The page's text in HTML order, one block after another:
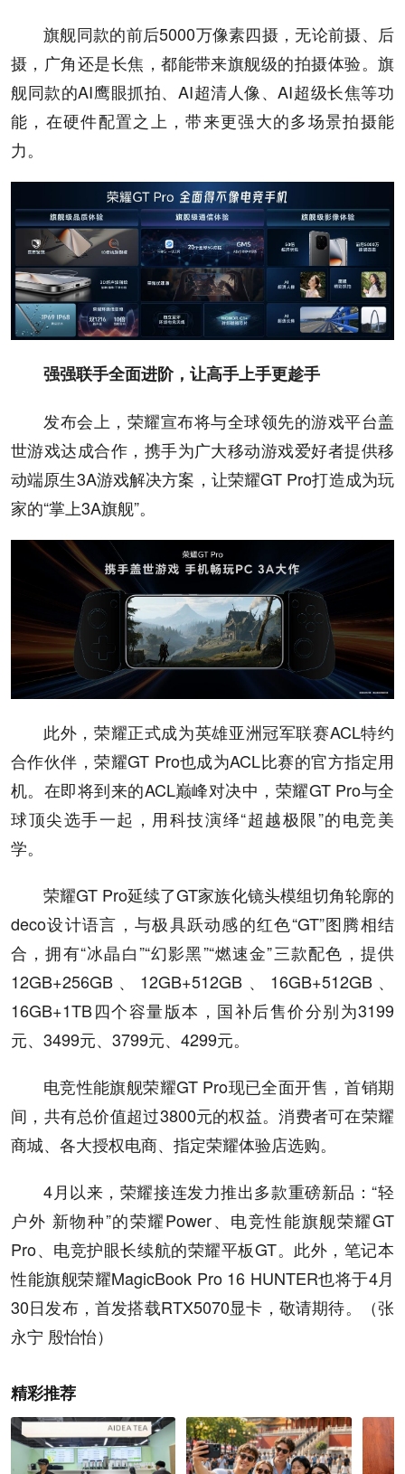
旗舰同款的前后5000万像素四摄，无论前摄、后
摄，广角还是长焦，都能带来旗舰级的拍摄体验。旗
舰同款的AI鹰眼抓拍、AI超清人像、AI超级长焦等功
能，在硬件配置之上，带来更强大的多场景拍摄能
力。
强强联手全面进阶，让高手上手更趁手
发布会上，荣耀宣布将与全球领先的游戏平台盖
世游戏达成合作，携手为广大移动游戏爱好者提供移
动端原生3A游戏解决方案，让荣耀GT Pro打造成为玩
家的“掌上3A旗舰”。
此外，荣耀正式成为英雄亚洲冠军联赛ACL特约
合作伙伴，荣耀GT Pro也成为ACL比赛的官方指定用
机。在即将到来的ACL巅峰对决中，荣耀GT Pro与全
球顶尖选手一起，用科技演绎“超越极限”的电竞美
学。
荣耀GT Pro延续了GT家族化镜头模组切角轮廓的
deco设计语言，与极具跃动感的红色“GT”图腾相结
合，拥有“冰晶白”“幻影黑”“燃速金”三款配色，提供
12GB+256GB、12GB+512GB、16GB+512GB、
16GB+1TB四个容量版本，国补后售价分别为3199
元、3499元、3799元、4299元。
电竞性能旗舰荣耀GT Pro现已全面开售，首销期
间，共有总价值超过3800元的权益。消费者可在荣耀
商城、各大授权电商、指定荣耀体验店选购。
4月以来，荣耀接连发力推出多款重磅新品：“轻
户外 新物种”的荣耀Power、电竞性能旗舰荣耀GT
Pro、电竞护眼长续航的荣耀平板GT。此外，笔记本
性能旗舰荣耀MagicBook Pro 16 HUNTER也将于4月
30日发布，首发搭载RTX5070显卡，敬请期待。（张
永宁 殷怡怡）
精彩推荐